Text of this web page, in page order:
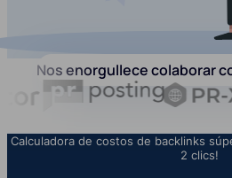
Nos enorgullece colaborar
Calculadora de costos de backlinks
2 clics!